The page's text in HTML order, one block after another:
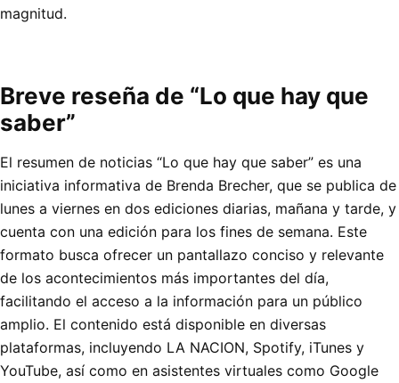
magnitud.
Breve reseña de “Lo que hay que
saber”
El resumen de noticias “Lo que hay que saber” es una
iniciativa informativa de Brenda Brecher, que se publica de
lunes a viernes en dos ediciones diarias, mañana y tarde, y
cuenta con una edición para los fines de semana. Este
formato busca ofrecer un pantallazo conciso y relevante
de los acontecimientos más importantes del día,
facilitando el acceso a la información para un público
amplio. El contenido está disponible en diversas
plataformas, incluyendo LA NACION, Spotify, iTunes y
YouTube, así como en asistentes virtuales como Google